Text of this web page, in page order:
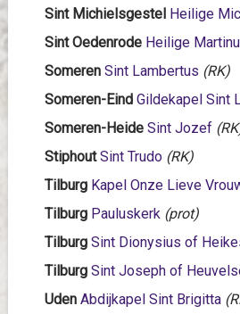
Sint Michielsgestel Heilige
Sint Oedenrode Heilige
Someren Sint Lambertus (RK)
Someren-Eind Gildekapel Sint
Someren-Heide Sint Jozef
Stiphout Sint Trudo (RK)
Tilburg Kapel Onze Lieve
Tilburg Pauluskerk (prot)
Tilburg Sint Dionysius of
Tilburg Sint Joseph of
Uden Abdijkapel Sint Brigitta